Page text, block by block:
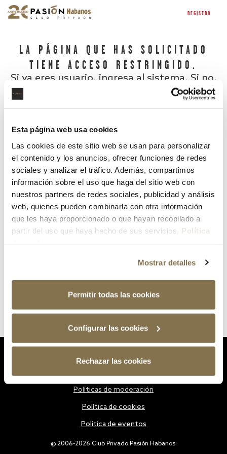
Esta página web usa cookies
Las cookies de este sitio web se usan para personalizar
el contenido y los anuncios, ofrecer funciones de redes
sociales y analizar el tráfico. Además, compartimos
información sobre el uso que haga del sitio web con
nuestros partners de redes sociales, publicidad y análisis
web, quienes pueden combinarla con otra información
que les haya proporcionado o que hayan recopilado a
partir del uso que haya hecho de sus servicios. Política
Mostrar detalles
Permitir todas las cookies
Configurar las cookies
Rechazar las cookies
REGISTRO
LA PÁGINA QUE HAS SOLICITADO
TIENE ACCESO RESTRINGIDO.
Si ya eres usuario, ingresa al sistema. Si no,
¿Has olvidado tu contraseña?
@ 2006-2026 Club Privado Pasión Habanos.
Políticas de moderación
Política de cookies
Política de eventos